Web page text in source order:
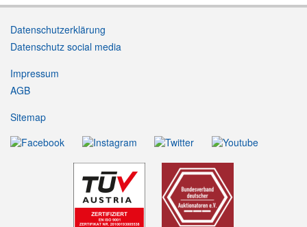
Datenschutzerklärung
Datenschutz social media
Impressum
AGB
Sitemap